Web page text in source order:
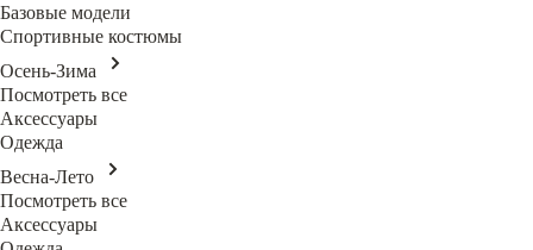
Базовые модели
Спортивные костюмы
Осень-Зима
Посмотреть все
Аксессуары
Одежда
Весна-Лето
Посмотреть все
Аксессуары